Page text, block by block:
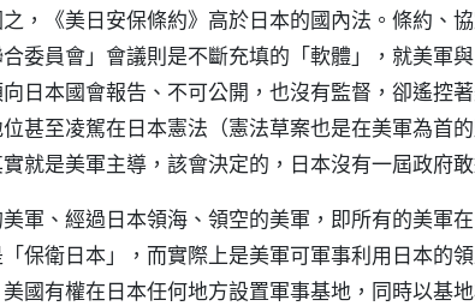
，《美日安保條約》高於日本的國內法。條約、
委員會」會議則是不斷充填的「軟體」，就美軍
日本國會報告、不可公開，也沒有監督，卻遙控
甚至凌駕在日本憲法（憲法草案也是在美軍為首
就是美軍主導，該會決定的，日本沒有一屆政府敢
軍、經過日本領海、領空的美軍，即所有的美軍
保衛日本」，而實際上是美軍可軍事利用日本的
國有權在日本任何地方設置軍事基地，同時以基